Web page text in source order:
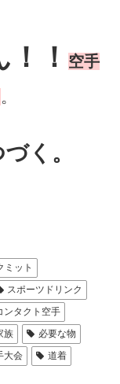
！ 空手
。
く。
ミット
スポーツドリンク
ンタクト空手
族
必要な物
大会
道着